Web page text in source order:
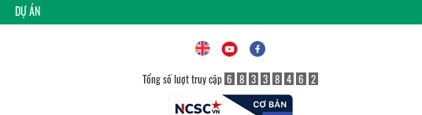
DỰ ÁN
Tổng số lượt truy cập 6 8 3 3 8 4 6 2